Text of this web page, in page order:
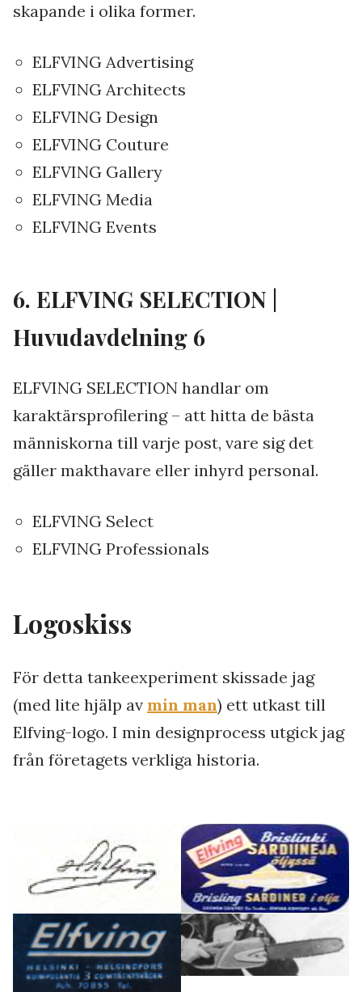
skapande i olika former.
ELFVING Advertising
ELFVING Architects
ELFVING Design
ELFVING Couture
ELFVING Gallery
ELFVING Media
ELFVING Events
6. ELFVING SELECTION |
Huvudavdelning 6
ELFVING SELECTION handlar om
karaktärsprofilering – att hitta de bästa
människorna till varje post, vare sig det
gäller makthavare eller inhyrd personal.
ELFVING Select
ELFVING Professionals
Logoskiss
För detta tankeexperiment skissade jag
(med lite hjälp av min man) ett utkast till
Elfving-logo. I min designprocess utgick jag
från företagets verkliga historia.